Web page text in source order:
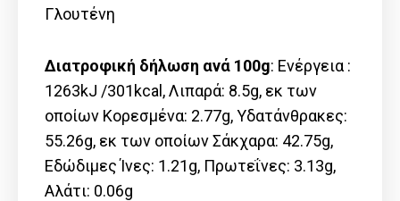
Γλουτένη
Διατροφική δήλωση ανά 100g: Ενέργεια :
1263kJ /301kcal, Λιπαρά: 8.5g, εκ των
οποίων Kορεσμένα: 2.77g, Υδατάνθρακες:
55.26g, εκ των οποίων Σάκχαρα: 42.75g,
Εδώδιμες Ίνες: 1.21g, Πρωτεΐνες: 3.13g,
Αλάτι: 0.06g